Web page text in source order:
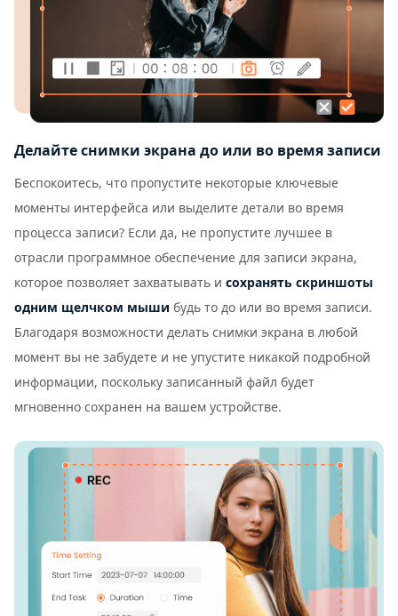
Делайте снимки экрана до или во время записи
Беспокоитесь, что пропустите некоторые ключевые
моменты интерфейса или выделите детали во время
процесса записи? Если да, не пропустите лучшее в
отрасли программное обеспечение для записи экрана,
которое позволяет захватывать и сохранять скриншоты
одним щелчком мыши будь то до или во время записи.
Благодаря возможности делать снимки экрана в любой
момент вы не забудете и не упустите никакой подробной
информации, поскольку записанный файл будет
мгновенно сохранен на вашем устройстве.